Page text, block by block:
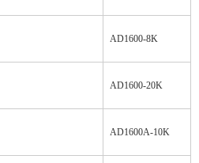
AD1600-8K
AD1600-20K
AD1600A-10K